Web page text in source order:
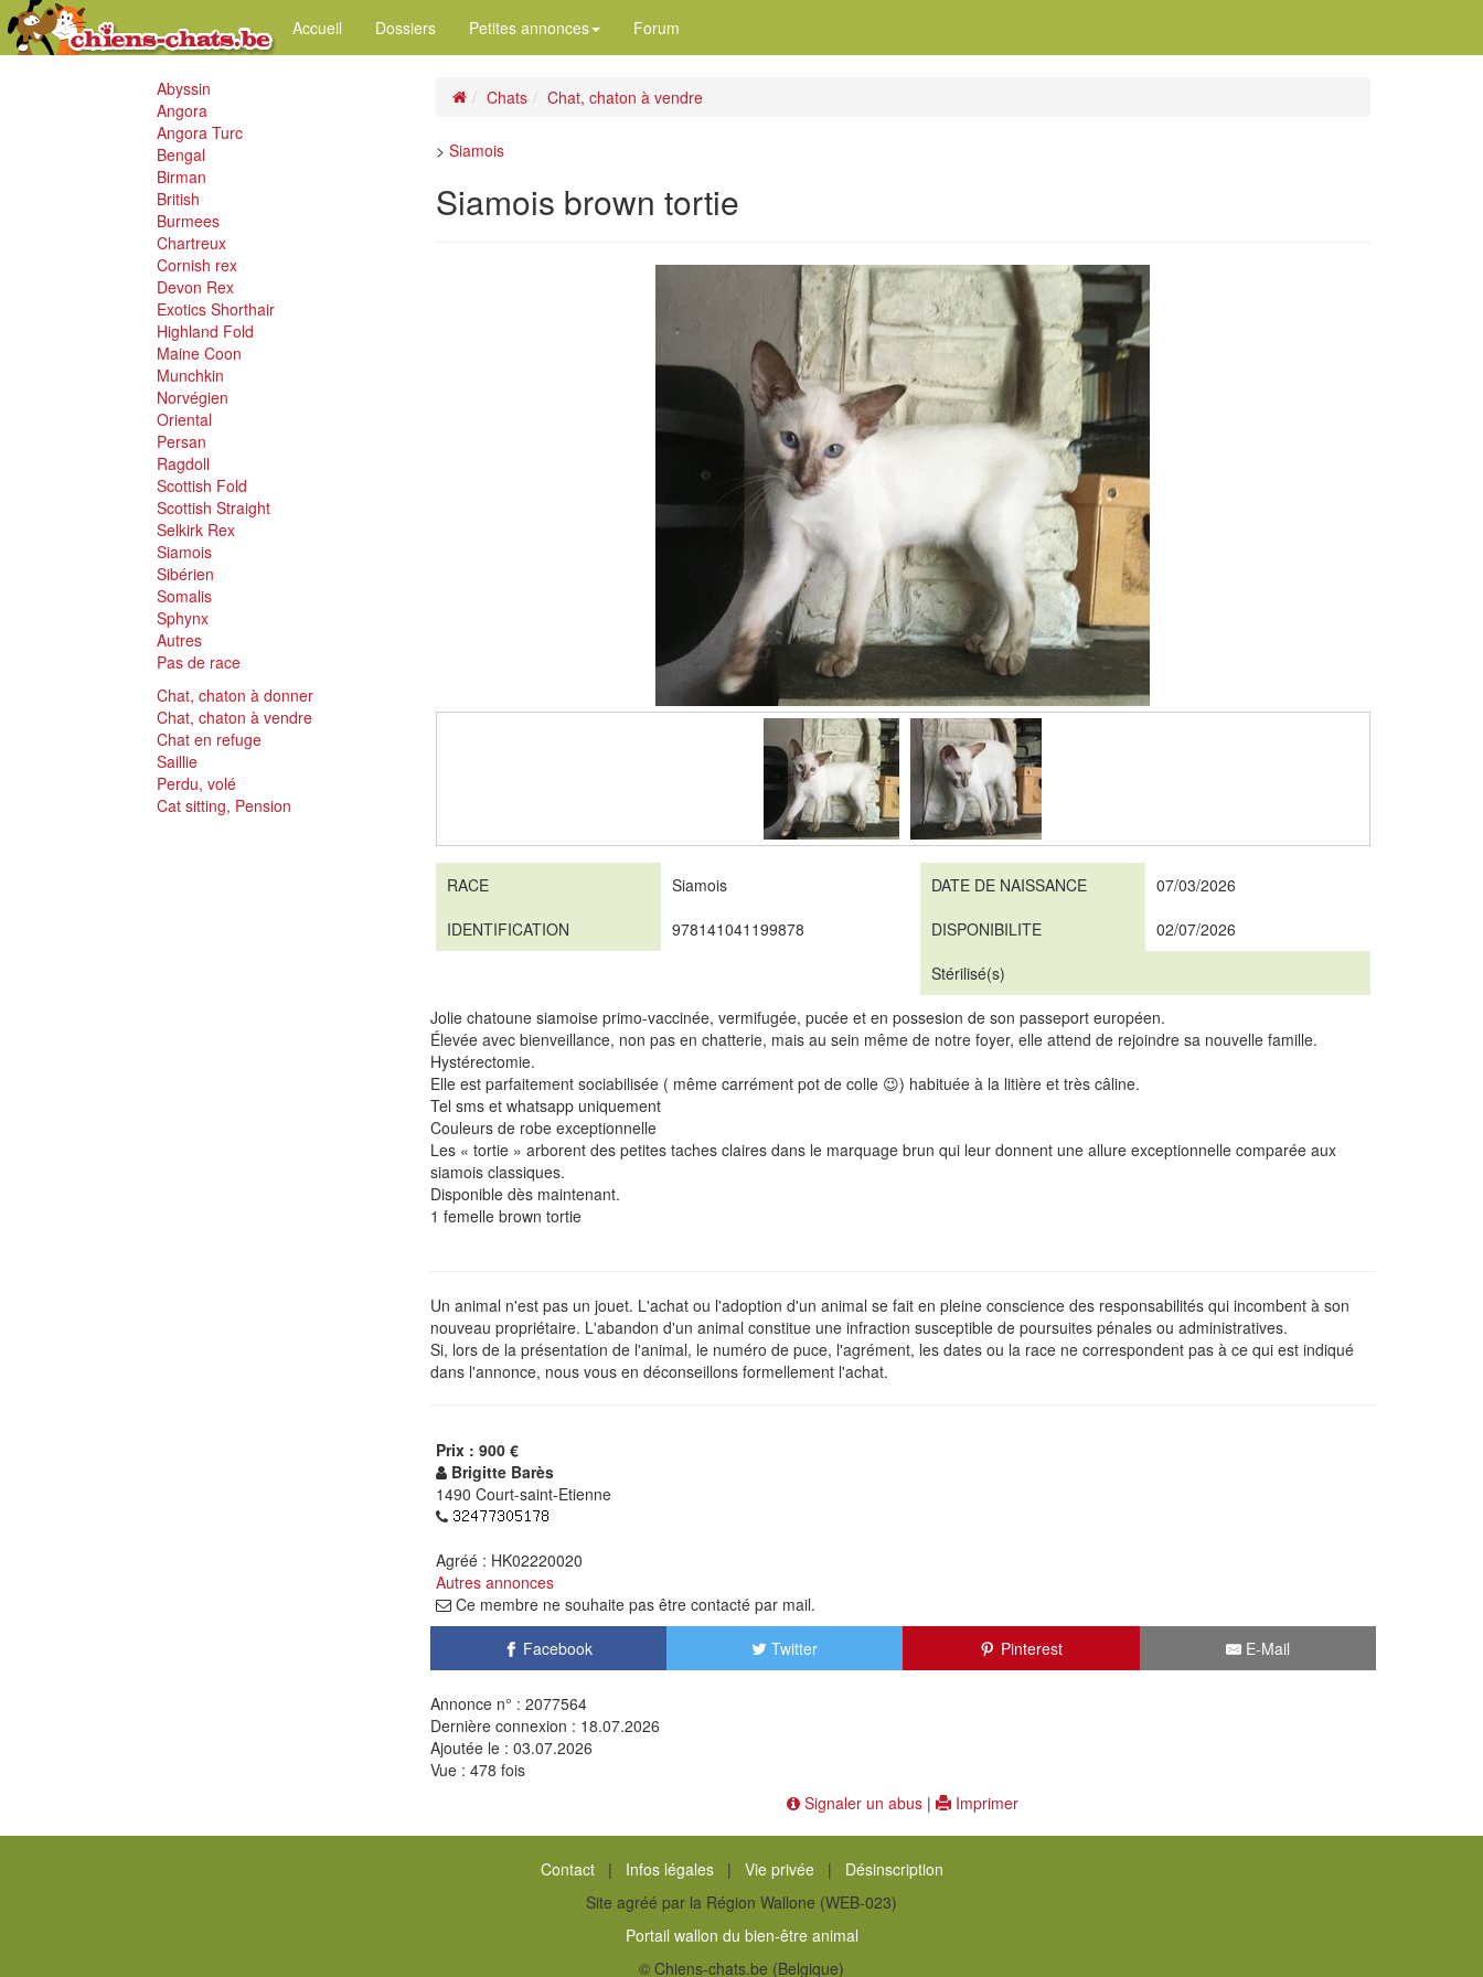
Accueil Dossiers Petites annonces Forum
Abyssin
Angora
Angora Turc
Bengal
Birman
British
Burmees
Chartreux
Cornish rex
Devon Rex
Exotics Shorthair
Highland Fold
Maine Coon
Munchkin
Norvégien
Oriental
Persan
Ragdoll
Scottish Fold
Scottish Straight
Selkirk Rex
Siamois
Sibérien
Somalis
Sphynx
Autres
Pas de race
Chat, chaton à donner
Chat, chaton à vendre
Chat en refuge
Saillie
Perdu, volé
Cat sitting, Pension
Chats Chat, chaton à vendre
> Siamois
Siamois brown tortie
RACE
Siamois
IDENTIFICATION
978141041199878
DATE DE NAISSANCE
07/03/2026
DISPONIBILITE
02/07/2026
Stérilisé(s)
Jolie chatoune siamoise primo-vaccinée, vermifugée, pucée et en possesion de son passeport européen.
Élevée avec bienveillance, non pas en chatterie, mais au sein même de notre foyer, elle attend de rejoindre sa nouvelle famille.
Hystérectomie.
Elle est parfaitement sociabilisée ( même carrément pot de colle 😉) habituée à la litière et très câline.
Tel sms et whatsapp uniquement
Couleurs de robe exceptionnelle
Les « tortie » arborent des petites taches claires dans le marquage brun qui leur donnent une allure exceptionnelle comparée aux
siamois classiques.
Disponible dès maintenant.
1 femelle brown tortie
Un animal n'est pas un jouet. L'achat ou l'adoption d'un animal se fait en pleine conscience des responsabilités qui incombent à son
nouveau propriétaire. L'abandon d'un animal constitue une infraction susceptible de poursuites pénales ou administratives.
Si, lors de la présentation de l'animal, le numéro de puce, l'agrément, les dates ou la race ne correspondent pas à ce qui est indiqué
dans l'annonce, nous vous en déconseillons formellement l'achat.
Prix : 900 €
Brigitte Barès
1490 Court-saint-Etienne
Agréé : HK02220020
Autres annonces
Ce membre ne souhaite pas être contacté par mail.
Facebook
Twitter Pinterest E-Mail
Annonce n° : 2077564
Dernière connexion : 18.07.2026
Ajoutée le : 03.07.2026
Vue : 478 fois
Signaler un abus | Imprimer
Contact| Infos légales| Vie privée| Désinscription
Site agréé par la Région Wallone (WEB-023)
Portail wallon du bien-être animal
© Chiens-chats.be (Belgique)